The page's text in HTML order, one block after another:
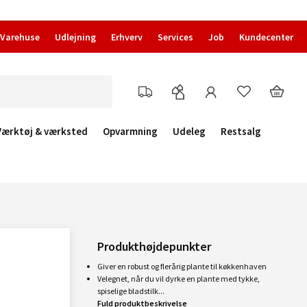
Varehuse Udlejning Erhverv Services Job Kundecenter
& værksted Opvarmning Udeleg Restsalg
Produkthøjdepunkter
Giver en robust og flerårig plante til køkkenhaven
Velegnet, når du vil dyrke en plante med tykke,
spiselige bladstilk...
Fuld produktbeskrivelse